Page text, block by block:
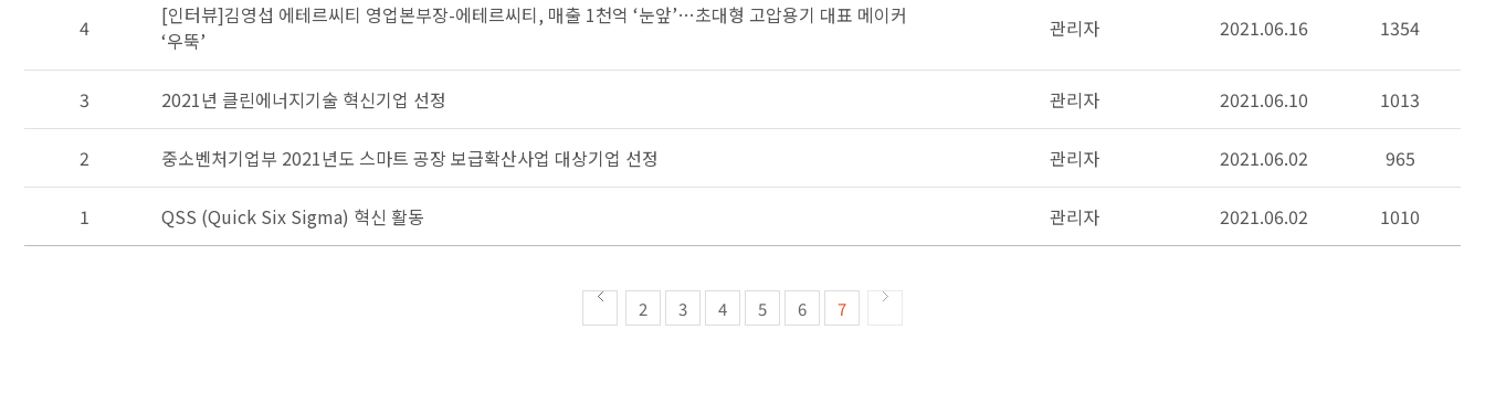
4
[인터뷰]김영섭 에테르씨티 영업본부장-에테르씨티, 매출 1천억 ‘눈앞’…초대형 고압용기 대표 메이커
‘우뚝’
관리자 2021.06.16 1354
3 2021년 클린에너지기술 혁신기업 선정 관리자 2021.06.10 1013
2 중소벤처기업부 2021년도 스마트 공장 보급확산사업 대상기업 선정 관리자 2021.06.02 965
1 QSS (Quick Six Sigma) 혁신 활동 관리자 2021.06.02 1010
2 3 4 5 6 7